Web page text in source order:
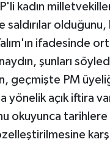
kadın
saldırılar olduğunu,
ifadesinde
şunları
geçmişte PM
yönelik açık iftira
okuyunca tarihlere